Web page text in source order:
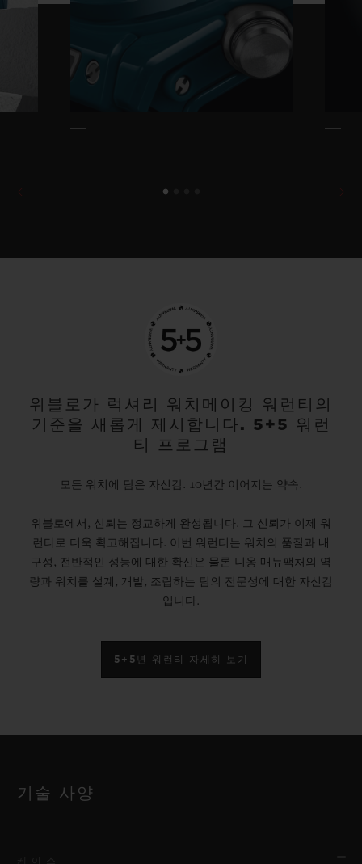
위블로가 럭셔리 워치메이킹 워런티의
기준을 새롭게 제시합니다. 5+5 워런
티 프로그램
모든 워치에 담은 자신감. 10년간 이어지는 약속.
위블로에서, 신뢰는 정교하게 완성됩니다. 그 신뢰가 이제 워
런티로 더욱 확고해집니다. 이번 워런티는 워치의 품질과 내
구성, 전반적인 성능에 대한 확신은 물론 니옹 매뉴팩처의 역
량과 워치를 설계, 개발, 조립하는 팀의 전문성에 대한 자신감
입니다.
5+5년 워런티 자세히 보기
기술 사양